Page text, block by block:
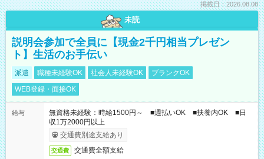
掲載日：2026.08.08
未読
説明会参加で全員に【現金2千円相当プレゼン
ト】生活のお手伝い
派遣 職種未経験OK 社会人未経験OK
ブランクOK
WEB登録・面接OK
給与
無資格未経験：時給1500円～ ■週払いOK ■扶養内OK ■日
収1万2000円以上
交通費別途支給あり
交通費 交通費全額支給